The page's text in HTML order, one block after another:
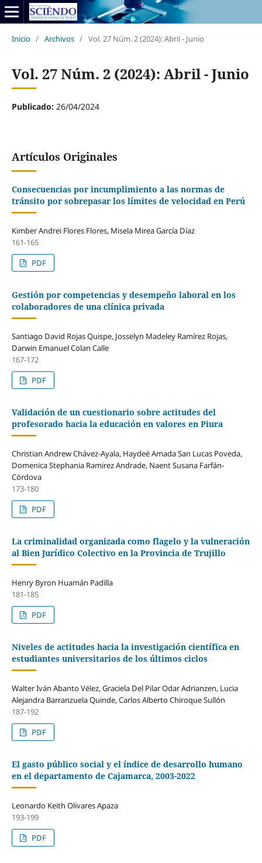
Inicio / Archivos / Vol. 27 Núm. 2 (2024): Abril - Junio
Vol. 27 Núm. 2 (2024): Abril - Junio
Publicado: 26/04/2024
Artículos Originales
Consecuencias por incumplimiento a las normas de
tránsito por sobrepasar los límites de velocidad en Perú
Kimber Andrei Flores Flores, Misela Mirea García Díaz
161-165
PDF
Gestión por competencias y desempeño laboral en los
colaboradores de una clínica privada
Santiago David Rojas Quispe, Josselyn Madeley Ramírez Rojas,
Darwin Emanuel Colan Calle
167-172
PDF
Validación de un cuestionario sobre actitudes del
profesorado hacia la educación en valores en Piura
Christian Andrew Chávez-Ayala, Haydeé Amada San Lucas Poveda,
Domenica Stephania Ramirez Andrade, Naent Susana Farfán-
Córdova
173-180
PDF
La criminalidad organizada como flagelo y la vulneración
al Bien Jurídico Colectivo en la Provincia de Trujillo
Henry Byron Huamán Padilla
181-185
PDF
Niveles de actitudes hacia la investigación científica en
estudiantes universitarios de los últimos ciclos
Walter Iván Abanto Vélez, Graciela Del Pilar Odar Adrianzen, Lucia
Alejandra Barranzuela Quinde, Carlos Alberto Chiroque Sullón
187-192
PDF
El gasto público social y el índice de desarrollo humano
en el departamento de Cajamarca, 2003-2022
Leonardo Keith Olivares Apaza
193-199
PDF